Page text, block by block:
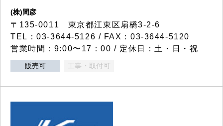
(株)間彦
〒135-0011 東京都江東区扇橋3-2-6
TEL：03-3644-5126 / FAX：03-3644-5120
営業時間：9:00〜17：00 / 定休日：土・日・祝
販売可 工事・取付可